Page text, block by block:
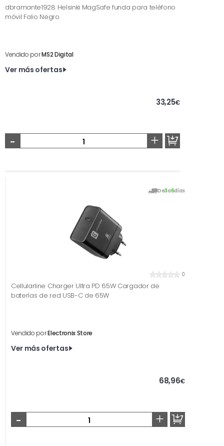
dbramante1928 Helsinki MagSafe funda para teléfono
móvil Folio Negro
Vendido porMS2 Digital
Ver más ofertas
33,25€
- +
De3a6días
0
Cellularline Charger Ultra PD 65W Cargador de
baterías de red USB-C de 65W
Vendido porElectronix Store
Ver más ofertas
68,96€
- +